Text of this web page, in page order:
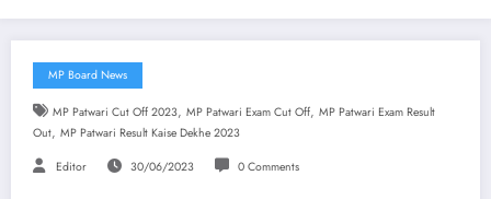
MP Board News
MP Patwari Cut Off 2023, MP Patwari Exam Cut Off, MP Patwari Exam Result
Out, MP Patwari Result Kaise Dekhe 2023
Editor 30/06/2023 0 Comments